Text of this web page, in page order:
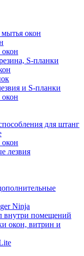
окон
S-планки
и S-планки
для штанг
лезвия
Ninja
внутри помещений
окон, витрин и